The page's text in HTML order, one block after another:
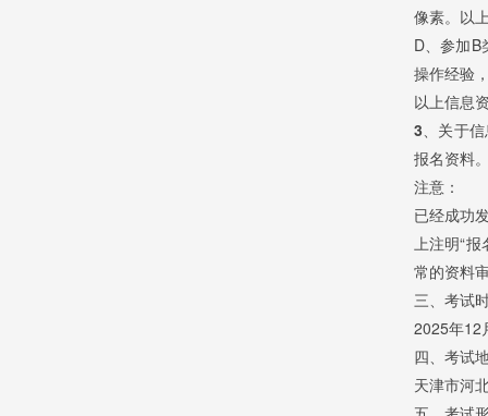
像素。以
D、参加B
操作经验
以上信息
3、关于
报名资料
注意：
已经成功
上注明“
常的资料
三、考试
2025年12
四、考试
天津市河